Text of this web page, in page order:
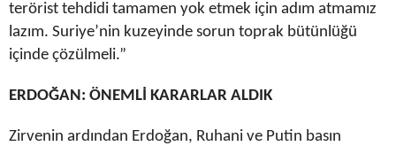
terörist tehdidi tamamen yok etmek için adım atmamız
lazım. Suriye’nin kuzeyinde sorun toprak bütünlüğü
içinde çözülmeli.”
ERDOĞAN: ÖNEMLİ KARARLAR ALDIK
Zirvenin ardından Erdoğan, Ruhani ve Putin basın